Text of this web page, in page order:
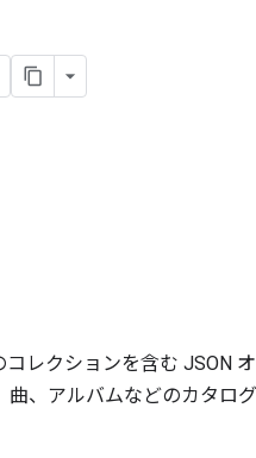
レクションを含む JSON
曲、アルバムなどのカタロ